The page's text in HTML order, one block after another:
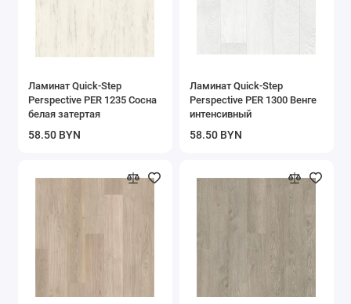
Ламинат Quick-Step
Perspective PER 1235 Сосна
белая затертая
58.50 BYN
Ламинат Quick-Step
Perspective PER 1300 Венге
интенсивный
58.50 BYN